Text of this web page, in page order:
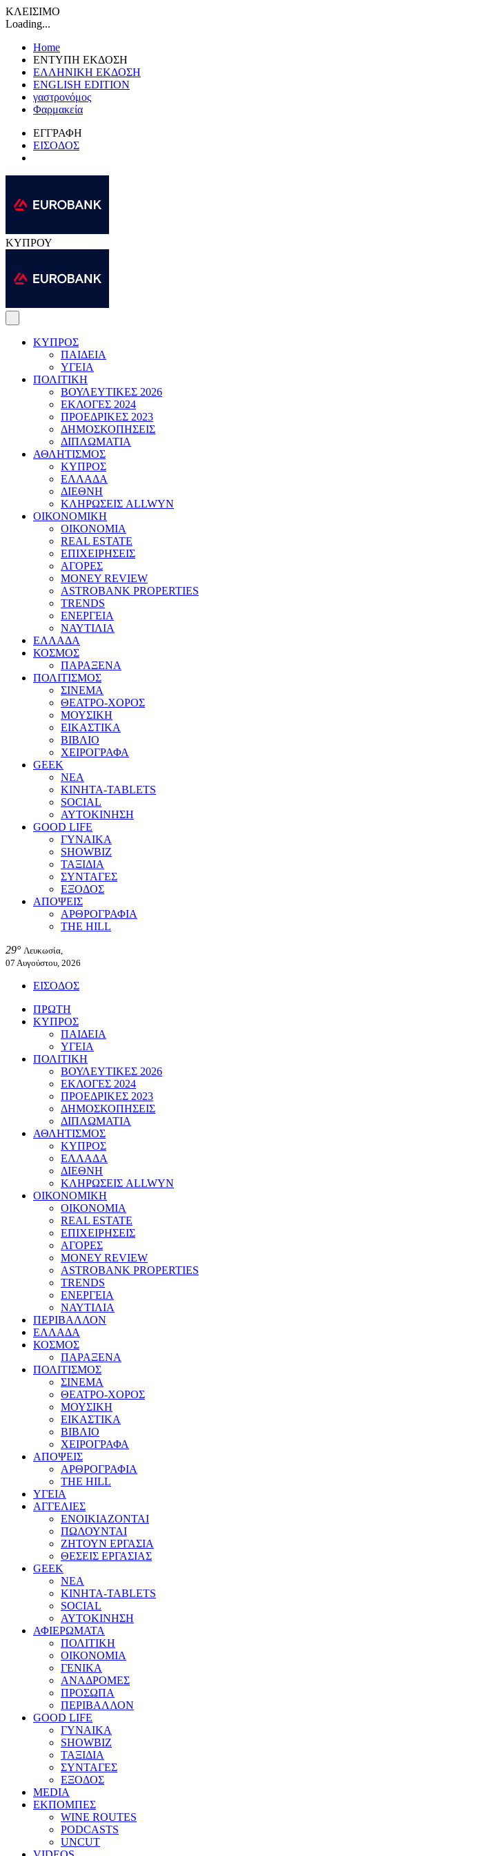
ΚΛΕΙΣΙΜΟ
Loading...
Home
ΕΝΤΥΠΗ ΕΚΔΟΣΗ
ΕΛΛΗΝΙΚΗ ΕΚΔΟΣΗ
ENGLISH EDITION
γαστρονόμος
Φαρμακεία
ΕΓΓΡΑΦΗ
ΕΙΣΟΔΟΣ
ΚΥΠΡΟΥ
ΚΥΠΡΟΣ
ΠΑΙΔΕΙΑ
ΥΓΕΙΑ
ΠΟΛΙΤΙΚΗ
ΒΟΥΛΕΥΤΙΚΕΣ 2026
ΕΚΛΟΓΕΣ 2024
ΠΡΟΕΔΡΙΚΕΣ 2023
ΔΗΜΟΣΚΟΠΗΣΕΙΣ
ΔΙΠΛΩΜΑΤΙΑ
ΑΘΛΗΤΙΣΜΟΣ
ΚΥΠΡΟΣ
ΕΛΛΑΔΑ
ΔΙΕΘΝΗ
ΚΛΗΡΩΣΕΙΣ ALLWYN
ΟΙΚΟΝΟΜΙΚΗ
ΟΙΚΟΝΟΜΙΑ
REAL ESTATE
ΕΠΙΧΕΙΡΗΣΕΙΣ
ΑΓΟΡΕΣ
MONEY REVIEW
ASTROBANK PROPERTIES
TRENDS
ΕΝΕΡΓΕΙΑ
ΝΑΥΤΙΛΙΑ
ΕΛΛΑΔΑ
ΚΟΣΜΟΣ
ΠΑΡΑΞΕΝΑ
ΠΟΛΙΤΙΣΜΟΣ
ΣΙΝΕΜΑ
ΘΕΑΤΡΟ-ΧΟΡΟΣ
ΜΟΥΣΙΚΗ
ΕΙΚΑΣΤΙΚΑ
ΒΙΒΛΙΟ
ΧΕΙΡΟΓΡΑΦΑ
GEEK
ΝΕΑ
ΚΙΝΗΤΑ-TABLETS
SOCIAL
ΑΥΤΟΚΙΝΗΣΗ
GOOD LIFE
ΓΥΝΑΙΚΑ
SHOWBIZ
ΤΑΞΙΔΙΑ
ΣΥΝΤΑΓΕΣ
ΕΞΟΔΟΣ
ΑΠΟΨΕΙΣ
ΑΡΘΡΟΓΡΑΦΙΑ
THE HILL
29° Λευκωσία,
07 Αυγούστου, 2026
ΕΙΣΟΔΟΣ
ΠΡΩΤΗ
ΚΥΠΡΟΣ
ΠΑΙΔΕΙΑ
ΥΓΕΙΑ
ΠΟΛΙΤΙΚΗ
ΒΟΥΛΕΥΤΙΚΕΣ 2026
ΕΚΛΟΓΕΣ 2024
ΠΡΟΕΔΡΙΚΕΣ 2023
ΔΗΜΟΣΚΟΠΗΣΕΙΣ
ΔΙΠΛΩΜΑΤΙΑ
ΑΘΛΗΤΙΣΜΟΣ
ΚΥΠΡΟΣ
ΕΛΛΑΔΑ
ΔΙΕΘΝΗ
ΚΛΗΡΩΣΕΙΣ ALLWYN
ΟΙΚΟΝΟΜΙΚΗ
ΟΙΚΟΝΟΜΙΑ
REAL ESTATE
ΕΠΙΧΕΙΡΗΣΕΙΣ
ΑΓΟΡΕΣ
MONEY REVIEW
ASTROBANK PROPERTIES
TRENDS
ΕΝΕΡΓΕΙΑ
ΝΑΥΤΙΛΙΑ
ΠΕΡΙΒΑΛΛΟΝ
ΕΛΛΑΔΑ
ΚΟΣΜΟΣ
ΠΑΡΑΞΕΝΑ
ΠΟΛΙΤΙΣΜΟΣ
ΣΙΝΕΜΑ
ΘΕΑΤΡΟ-ΧΟΡΟΣ
ΜΟΥΣΙΚΗ
ΕΙΚΑΣΤΙΚΑ
ΒΙΒΛΙΟ
ΧΕΙΡΟΓΡΑΦΑ
ΑΠΟΨΕΙΣ
ΑΡΘΡΟΓΡΑΦΙΑ
THE HILL
ΥΓΕΙΑ
ΑΓΓΕΛΙΕΣ
ΕΝΟΙΚΙΑΖΟΝΤΑΙ
ΠΩΛΟΥΝΤΑΙ
ΖΗΤΟΥΝ ΕΡΓΑΣΙΑ
ΘΕΣΕΙΣ ΕΡΓΑΣΙΑΣ
GEEK
ΝΕΑ
ΚΙΝΗΤΑ-TABLETS
SOCIAL
ΑΥΤΟΚΙΝΗΣΗ
ΑΦΙΕΡΩΜΑΤΑ
ΠΟΛΙΤΙΚΗ
ΟΙΚΟΝΟΜΙΑ
ΓΕΝΙΚΑ
ΑΝΑΔΡΟΜΕΣ
ΠΡΟΣΩΠΑ
ΠΕΡΙΒΑΛΛΟΝ
GOOD LIFE
ΓΥΝΑΙΚΑ
SHOWBIZ
ΤΑΞΙΔΙΑ
ΣΥΝΤΑΓΕΣ
ΕΞΟΔΟΣ
MEDIA
ΕΚΠΟΜΠΕΣ
WINE ROUTES
PODCASTS
UNCUT